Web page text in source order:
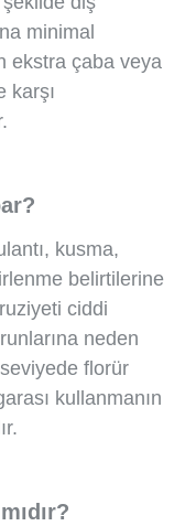
minimal
ekstra çaba veya
karşı
kusma,
belirtilerine
ciddi
neden
florür
kullanmanın